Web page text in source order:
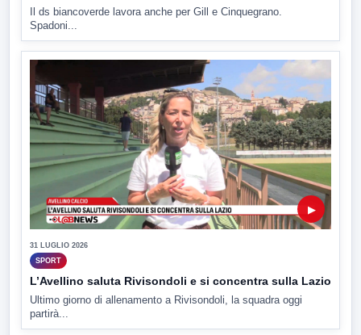
Il ds biancoverde lavora anche per Gill e Cinquegrano.
Spadoni...
▶
31 LUGLIO 2026
SPORT
L’Avellino saluta Rivisondoli e si concentra sulla Lazio
Ultimo giorno di allenamento a Rivisondoli, la squadra oggi
partirà...